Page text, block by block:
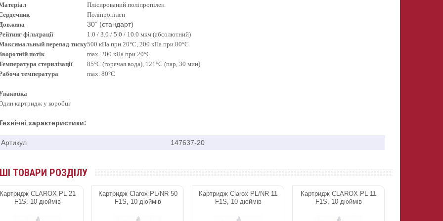
іал
Плісирований поліпропілен
Поліпропілен
овжина 30” (стандарт)
фільтрації
1.0 / 3.0 / 5.0 / 10.0 мкм (абсолютний)
перепад тиску500 кПа при 20°C, 200 кПа при 80°C
потік
max. 200 кПа при 20°C
стерилізації
85°C (горячая вода), 121°C (пар, 30 мин)
температура
max. 80°C
картридж у коробці
характеристики:
Артикул 147637-20
ТОВАРИ РОЗДІЛУ
CLAROX PL 21
F1S, 10 дюймів
Картридж Clarox PL/NR 50
F1S, 10 дюймів
Картридж Clarox PL/NR 11
F1S, 10 дюймів
Картридж CLAROX PL 11
F1S, 10 дюймів